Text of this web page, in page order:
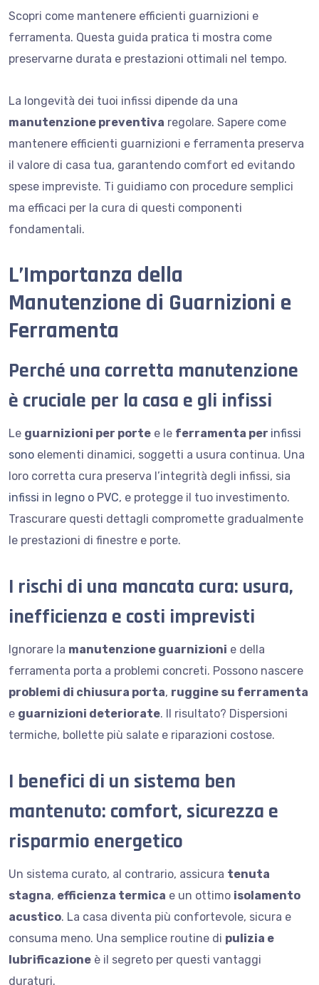
Scopri come mantenere efficienti guarnizioni e
ferramenta. Questa guida pratica ti mostra come
preservarne durata e prestazioni ottimali nel tempo.
La longevità dei tuoi infissi dipende da una
manutenzione preventiva regolare. Sapere come
mantenere efficienti guarnizioni e ferramenta preserva
il valore di casa tua, garantendo comfort ed evitando
spese impreviste. Ti guidiamo con procedure semplici
ma efficaci per la cura di questi componenti
fondamentali.
L’Importanza della
Manutenzione di Guarnizioni e
Ferramenta
Perché una corretta manutenzione
è cruciale per la casa e gli infissi
Le guarnizioni per porte e le ferramenta per infissi
sono elementi dinamici, soggetti a usura continua. Una
loro corretta cura preserva l’integrità degli infissi, sia
infissi in legno o PVC, e protegge il tuo investimento.
Trascurare questi dettagli compromette gradualmente
le prestazioni di finestre e porte.
I rischi di una mancata cura: usura,
inefficienza e costi imprevisti
Ignorare la manutenzione guarnizioni e della
ferramenta porta a problemi concreti. Possono nascere
problemi di chiusura porta, ruggine su ferramenta
e guarnizioni deteriorate. Il risultato? Dispersioni
termiche, bollette più salate e riparazioni costose.
I benefici di un sistema ben
mantenuto: comfort, sicurezza e
risparmio energetico
Un sistema curato, al contrario, assicura tenuta
stagna, efficienza termica e un ottimo isolamento
acustico. La casa diventa più confortevole, sicura e
consuma meno. Una semplice routine di pulizia e
lubrificazione è il segreto per questi vantaggi
duraturi.